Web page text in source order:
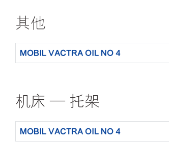
其他
MOBIL VACTRA OIL NO 4
机床 — 托架
MOBIL VACTRA OIL NO 4